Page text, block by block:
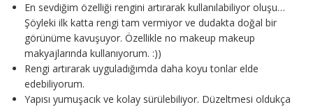
En sevdiğim özelliği rengini artırarak kullanılabiliyor oluşu…
Şöyleki ilk katta rengi tam vermiyor ve dudakta doğal bir
görünüme kavuşuyor. Özellikle no makeup makeup
makyajlarında kullanıyorum. :))
Rengi artırarak uyguladığımda daha koyu tonlar elde
edebiliyorum.
Yapısı yumuşacık ve kolay sürülebiliyor. Düzeltmesi oldukça